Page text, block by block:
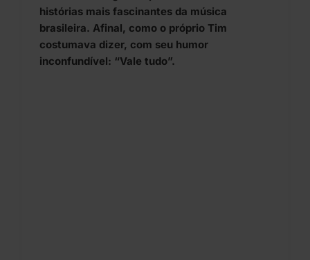
histórias mais fascinantes da música
brasileira. Afinal, como o próprio Tim
costumava dizer, com seu humor
inconfundível: “Vale tudo”.